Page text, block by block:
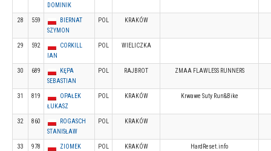
DOMINIK
28 559
BIERNAT
SZYMON
POL KRAKÓW
29 592
CORKILL
IAN
POL WIELICZKA
30 689
KĘPA
SEBASTIAN
POL RAJBROT ZMAA FLAWLESS RUNNERS
31 819
OPAŁEK
ŁUKASZ
POL KRAKÓW Krwawe Suty Run&Bike
32 860
ROGASCH
STANISŁAW
POL KRAKÓW
33 978
ZIOMEK
POL KRAKÓW HardReset.info